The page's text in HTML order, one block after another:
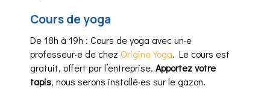
Cours de yoga
De 18h à 19h : Cours de yoga avec un·e
professeur·e de chez Origine Yoga. Le cours est
gratuit, offert par l’entreprise. Apportez votre
tapis, nous serons installé·es sur le gazon.